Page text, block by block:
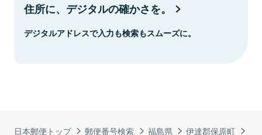
日本郵便トップ 郵便番号検索 福島県
伊達郡保原町
住所に、デジタルの確かさを。
デジタルアドレスで入力も検索もスムーズに。